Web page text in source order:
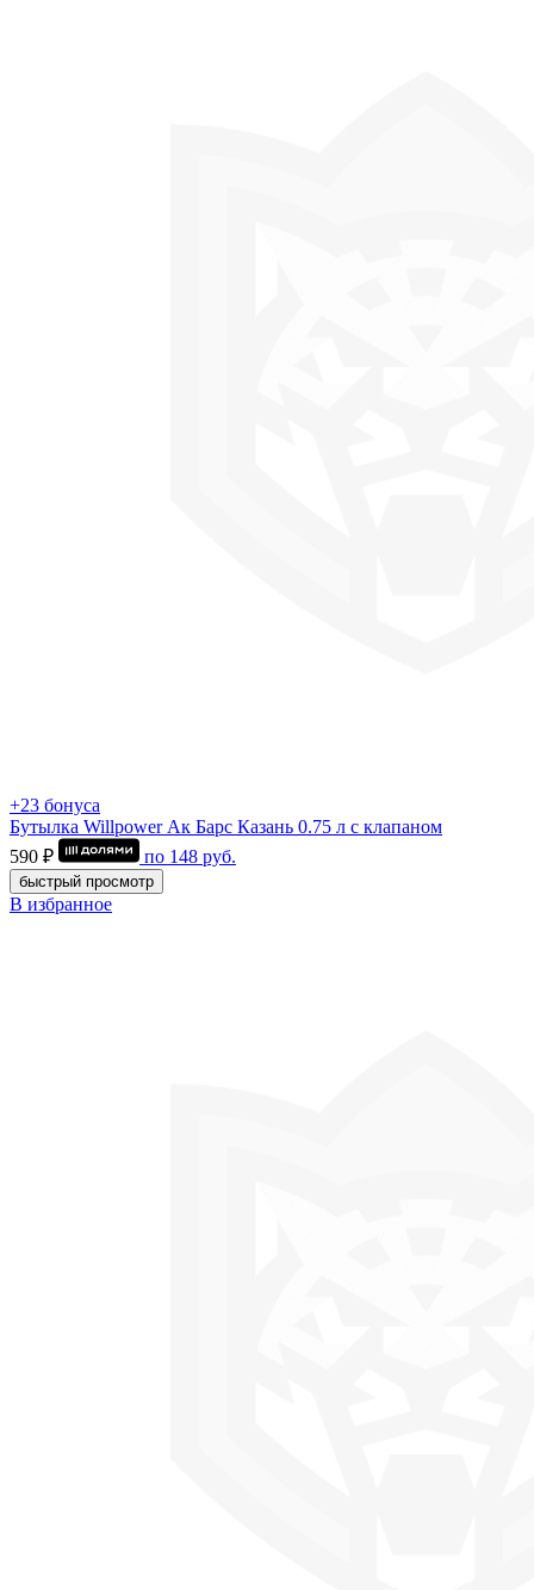
+23 бонуса
Бутылка Willpower Ак Барс Казань 0.75 л c клапаном
590 ₽
по 148 руб.
быстрый просмотр
В избранное